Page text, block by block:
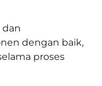
dengan baik,
proses